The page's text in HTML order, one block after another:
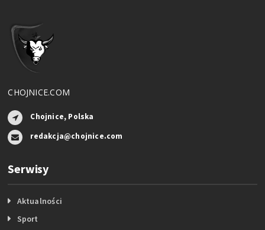
CHOJNICE.COM
Chojnice, Polska
redakcja@chojnice.com
Serwisy
Aktualności
Sport